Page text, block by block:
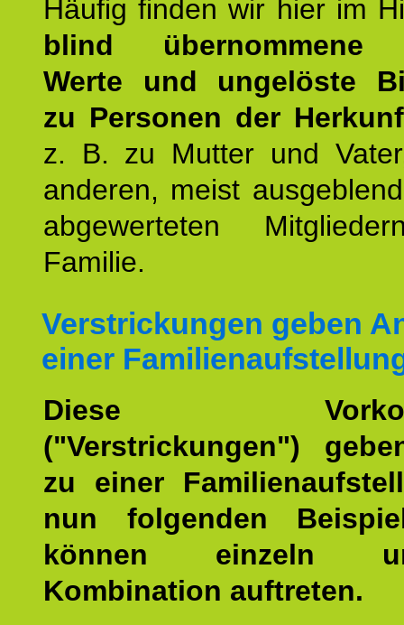
Häufig finden wir hier im
blind übernommene
Werte und ungelöste
zu Personen der
z. B. zu Mutter und
anderen, meist
abgewerteten
Familie.
Verstrickungen geben
einer
Diese
("Verstrickungen")
zu einer
nun folgenden
können einzeln
Kombination auftreten.